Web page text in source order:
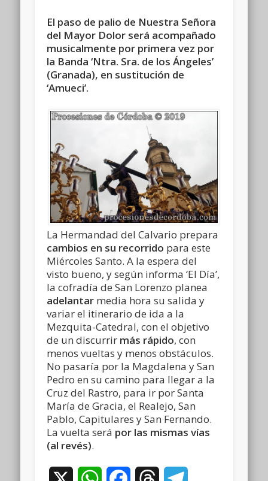
El paso de palio de Nuestra Señora
del Mayor Dolor será acompañado
musicalmente por primera vez por
la Banda ‘Ntra. Sra. de los Ángeles’
(Granada), en sustitución de
‘Amueci’.
La Hermandad del Calvario prepara
cambios en su recorrido para este
Miércoles Santo. A la espera del
visto bueno, y según informa ‘El Día’,
la cofradía de San Lorenzo planea
adelantar media hora su salida y
variar el itinerario de ida a la
Mezquita-Catedral, con el objetivo
de un discurrir más rápido, con
menos vueltas y menos obstáculos.
No pasaría por la Magdalena y San
Pedro en su camino para llegar a la
Cruz del Rastro, para ir por Santa
María de Gracia, el Realejo, San
Pablo, Capitulares y San Fernando.
La vuelta será por las mismas vías
(al revés).